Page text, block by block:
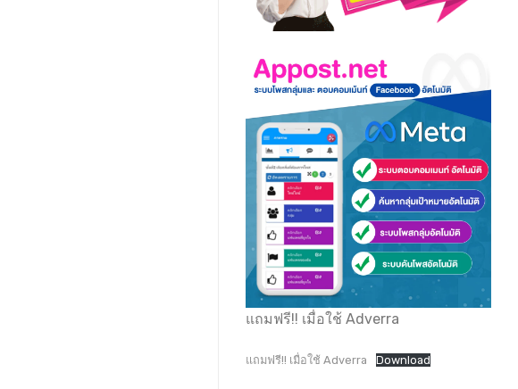
แถมฟรี!! เมื่อใช้ Adverra
แถมฟรี!! เมื่อใช้ Adverra Download